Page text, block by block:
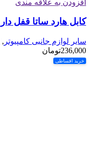
افزودن به علاقه مندی
کابل هارد ساتا قفل دار 6G بسته 4 عددی
سایر لوازم جانبی کامپیوتر ,
236,000تومان
خرید اقساطی